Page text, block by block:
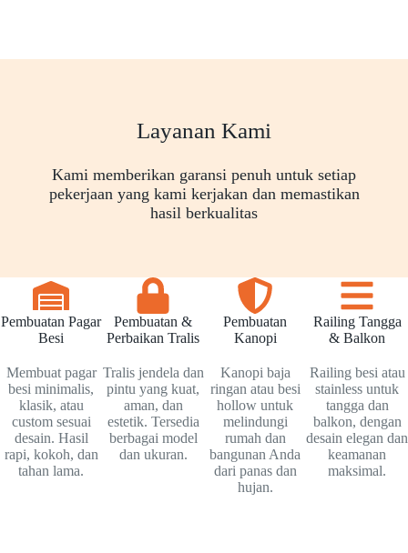
Layanan Kami
Kami memberikan garansi penuh untuk setiap
pekerjaan yang kami kerjakan dan memastikan
hasil berkualitas
Pembuatan Pagar
Besi
Membuat pagar
besi minimalis,
klasik, atau
custom sesuai
desain. Hasil
rapi, kokoh, dan
tahan lama.
Pembuatan &
Perbaikan Tralis
Tralis jendela dan
pintu yang kuat,
aman, dan
estetik. Tersedia
berbagai model
dan ukuran.
Pembuatan
Kanopi
Kanopi baja
ringan atau besi
hollow untuk
melindungi
rumah dan
bangunan Anda
dari panas dan
hujan.
Railing Tangga
& Balkon
Railing besi atau
stainless untuk
tangga dan
balkon, dengan
desain elegan dan
keamanan
maksimal.